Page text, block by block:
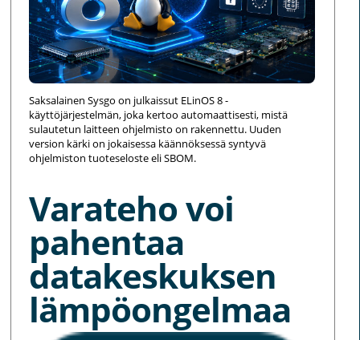
Saksalainen Sysgo on julkaissut ELinOS 8 -
käyttöjärjestelmän, joka kertoo automaattisesti, mistä
sulautetun laitteen ohjelmisto on rakennettu. Uuden
version kärki on jokaisessa käännöksessä syntyvä
ohjelmiston tuoteseloste eli SBOM.
Varateho voi
pahentaa
datakeskuksen
lämpöongelmaa